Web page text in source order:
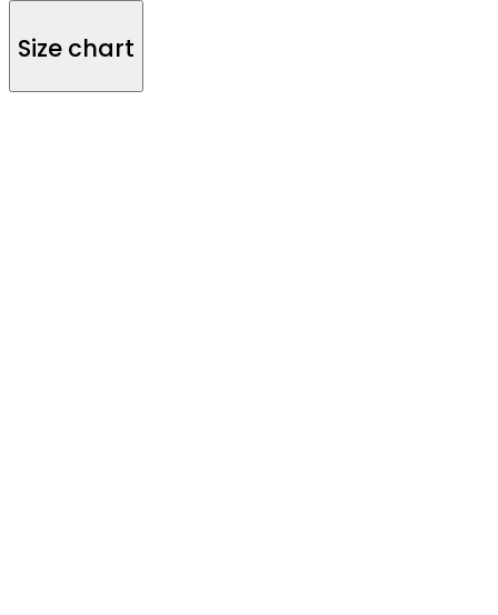
Size chart